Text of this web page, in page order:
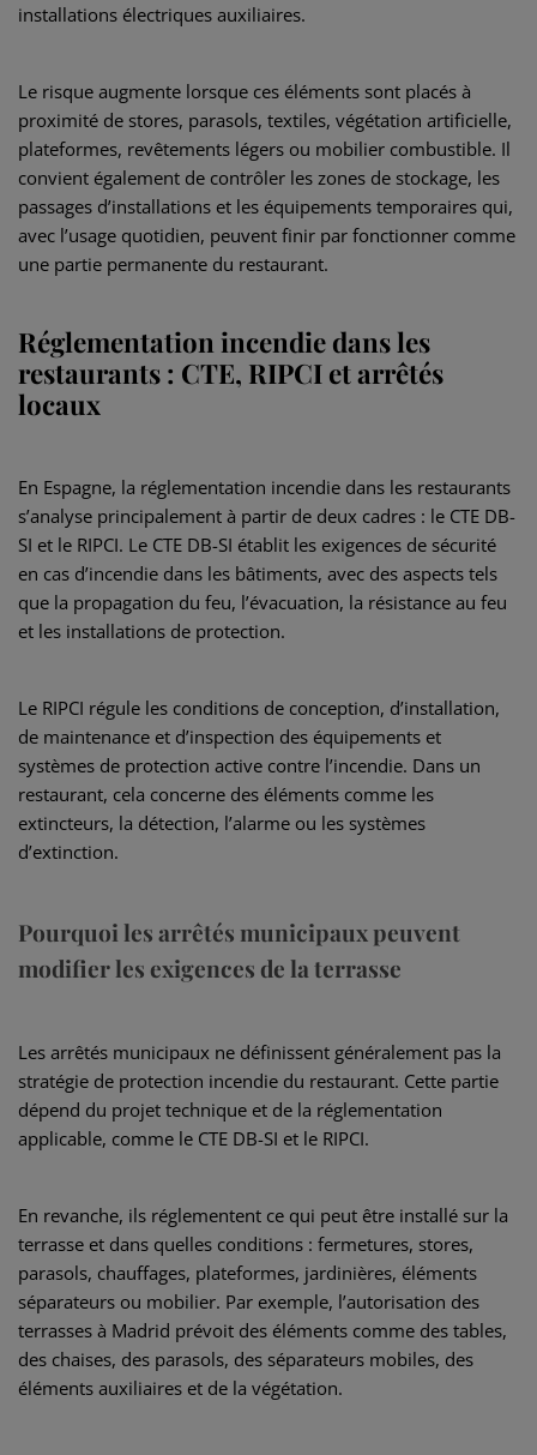
installations électriques auxiliaires.
Le risque augmente lorsque ces éléments sont placés à
proximité de stores, parasols, textiles, végétation artificielle,
plateformes, revêtements légers ou mobilier combustible. Il
convient également de contrôler les zones de stockage, les
passages d’installations et les équipements temporaires qui,
avec l’usage quotidien, peuvent finir par fonctionner comme
une partie permanente du restaurant.
Réglementation incendie dans les
restaurants : CTE, RIPCI et arrêtés
locaux
En Espagne, la réglementation incendie dans les restaurants
s’analyse principalement à partir de deux cadres : le CTE DB-
SI et le RIPCI. Le CTE DB-SI établit les exigences de sécurité
en cas d’incendie dans les bâtiments, avec des aspects tels
que la propagation du feu, l’évacuation, la résistance au feu
et les installations de protection.
Le RIPCI régule les conditions de conception, d’installation,
de maintenance et d’inspection des équipements et
systèmes de protection active contre l’incendie. Dans un
restaurant, cela concerne des éléments comme les
extincteurs, la détection, l’alarme ou les systèmes
d’extinction.
Pourquoi les arrêtés municipaux peuvent
modifier les exigences de la terrasse
Les arrêtés municipaux ne définissent généralement pas la
stratégie de protection incendie du restaurant. Cette partie
dépend du projet technique et de la réglementation
applicable, comme le CTE DB-SI et le RIPCI.
En revanche, ils réglementent ce qui peut être installé sur la
terrasse et dans quelles conditions : fermetures, stores,
parasols, chauffages, plateformes, jardinières, éléments
séparateurs ou mobilier. Par exemple, l’autorisation des
terrasses à Madrid prévoit des éléments comme des tables,
des chaises, des parasols, des séparateurs mobiles, des
éléments auxiliaires et de la végétation.